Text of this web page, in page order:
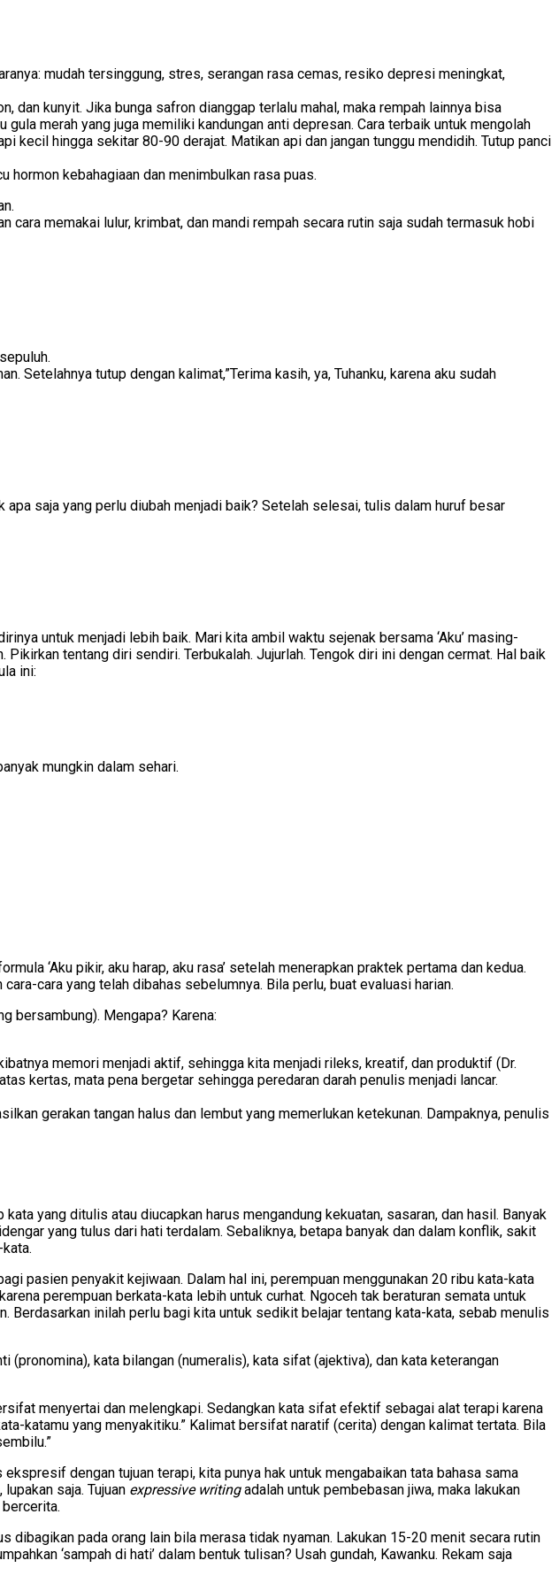
mudah tersinggung, stres, serangan rasa cemas, resiko depresi meningkat,
dan kunyit. Jika bunga safron dianggap terlalu mahal, maka rempah lainnya bisa
merah yang juga memiliki kandungan anti depresan. Cara terbaik untuk mengolah
kecil hingga sekitar 80-90 derajat. Matikan api dan jangan tunggu mendidih. Tutup panci
kebahagiaan dan menimbulkan rasa puas.
memakai lulur, krimbat, dan mandi rempah secara rutin saja sudah termasuk hobi
Setelahnya tutup dengan kalimat,”Terima kasih, ya, Tuhanku, karena aku sudah
apa saja yang perlu diubah menjadi baik? Setelah selesai, tulis dalam huruf besar
untuk menjadi lebih baik. Mari kita ambil waktu sejenak bersama ‘Aku’ masing-
tentang diri sendiri. Terbukalah. Jujurlah. Tengok diri ini dengan cermat. Hal baik
ini:
mungkin dalam sehari.
‘Aku pikir, aku harap, aku rasa’ setelah menerapkan praktek pertama dan kedua.
cara yang telah dibahas sebelumnya. Bila perlu, buat evaluasi harian.
bersambung). Mengapa? Karena:
memori menjadi aktif, sehingga kita menjadi rileks, kreatif, dan produktif (Dr.
kertas, mata pena bergetar sehingga peredaran darah penulis menjadi lancar.
gerakan tangan halus dan lembut yang memerlukan ketekunan. Dampaknya, penulis
yang ditulis atau diucapkan harus mengandung kekuatan, sasaran, dan hasil. Banyak
yang tulus dari hati terdalam. Sebaliknya, betapa banyak dan dalam konflik, sakit
pasien penyakit kejiwaan. Dalam hal ini, perempuan menggunakan 20 ribu kata-kata
perempuan berkata-kata lebih untuk curhat. Ngoceh tak beraturan semata untuk
Berdasarkan inilah perlu bagi kita untuk sedikit belajar tentang kata-kata, sebab menulis
kata bilangan (numeralis), kata sifat (ajektiva), dan kata keterangan
menyertai dan melengkapi. Sedangkan kata sifat efektif sebagai alat terapi karena
katamu yang menyakitiku.” Kalimat bersifat naratif (cerita) dengan kalimat tertata. Bila
dengan tujuan terapi, kita punya hak untuk mengabaikan tata bahasa sama
saja. Tujuan expressive writingadalah untuk pembebasan jiwa, maka lakukan
dibagikan pada orang lain bila merasa tidak nyaman. Lakukan 15-20 menit secara rutin
‘sampah di hati’ dalam bentuk tulisan? Usah gundah, Kawanku. Rekam saja